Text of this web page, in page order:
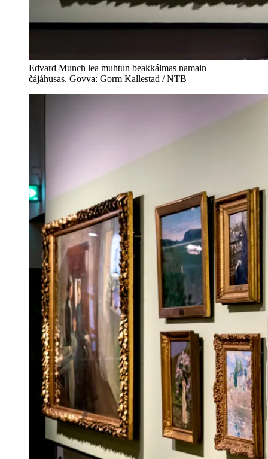
Edvard Munch lea muhtun beakkálmas namain
čájáhusas. Govva: Gorm Kallestad / NTB